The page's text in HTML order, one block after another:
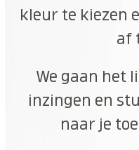
kleur te kiezen
af
We gaan het
inzingen en
naar je